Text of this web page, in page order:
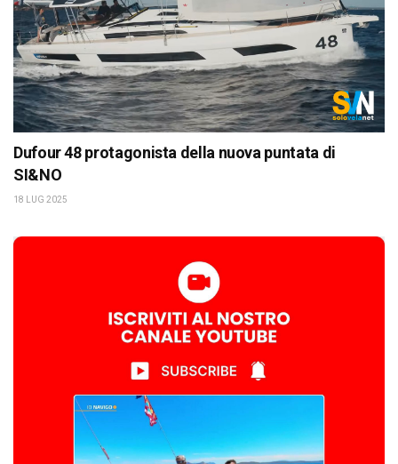
Dufour 48 protagonista della nuova puntata di
SI&NO
18 LUG 2025